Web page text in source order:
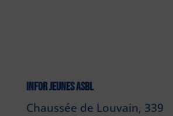
INFOR JEUNES ASBL
Chaussée de Louvain, 339